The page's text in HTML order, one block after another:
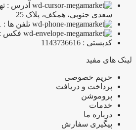
آدرس :
سعدی جنوبی، همکف، پلاک 25
تلفن ها : 33926271-021
فکس : 33113458-021
کدپستی : 1143736616
لینک های مفید
حریم خصوصی
پرداخت و دریافت
پروموشن
خدمات
درباره ما
پیگیری سفارش